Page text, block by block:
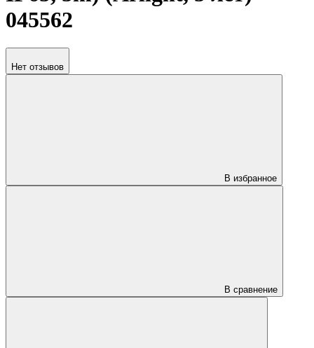
045562
Нет отзывов
В избранное
В сравнение